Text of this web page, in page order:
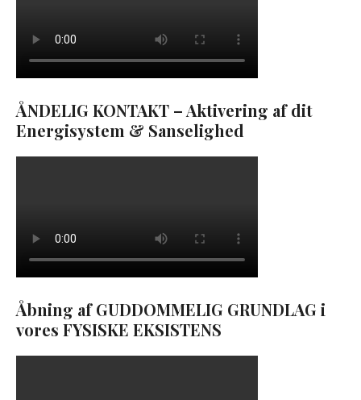
ÅNDELIG KONTAKT – Aktivering af dit
Energisystem & Sanselighed
Åbning af GUDDOMMELIG GRUNDLAG i
vores FYSISKE EKSISTENS